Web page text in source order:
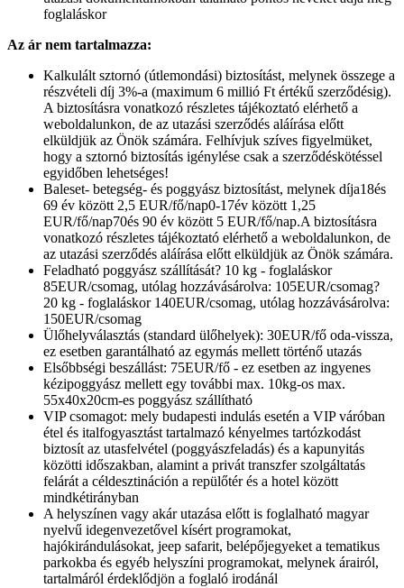
foglaláskor
Az ár nem tartalmazza:
Kalkulált sztornó (útlemondási) biztosítást, melynek összege a
részvételi díj 3%-a (maximum 6 millió Ft értékű szerződésig).
A biztosításra vonatkozó részletes tájékoztató elérhető a
weboldalunkon, de az utazási szerződés aláírása előtt
elküldjük az Önök számára. Felhívjuk szíves figyelmüket,
hogy a sztornó biztosítás igénylése csak a szerződéskötéssel
egyidőben lehetséges!
Baleset- betegség- és poggyász biztosítást, melynek díja18és
69 év között 2,5 EUR/fő/nap0-17év között 1,25
EUR/fő/nap70és 90 év között 5 EUR/fő/nap.A biztosításra
vonatkozó részletes tájékoztató elérhető a weboldalunkon, de
az utazási szerződés aláírása előtt elküldjük az Önök számára.
Feladható poggyász szállítását? 10 kg - foglaláskor
85EUR/csomag, utólag hozzávásárolva: 105EUR/csomag?
20 kg - foglaláskor 140EUR/csomag, utólag hozzávásárolva:
150EUR/csomag
Ülőhelyválasztás (standard ülőhelyek): 30EUR/fő oda-vissza,
ez esetben garantálható az egymás mellett történő utazás
Elsőbbségi beszállást: 75EUR/fő - ez esetben az ingyenes
kézipoggyász mellett egy további max. 10kg-os max.
55x40x20cm-es poggyász szállítható
VIP csomagot: mely budapesti indulás esetén a VIP váróban
étel és italfogyasztást tartalmazó kényelmes tartózkodást
biztosít az utasfelvétel (poggyászfeladás) és a kapunyitás
közötti időszakban, alamint a privát transzfer szolgáltatás
felárát a céldesztináción a repülőtér és a hotel között
mindkétirányban
A helyszínen vagy akár utazása előtt is foglalható magyar
nyelvű idegenvezetővel kísért programokat,
hajókirándulásokat, jeep safarit, belépőjegyeket a tematikus
parkokba és egyéb helyszíni programokat, melynek árairól,
tartalmáról érdeklődjön a foglaló irodánál